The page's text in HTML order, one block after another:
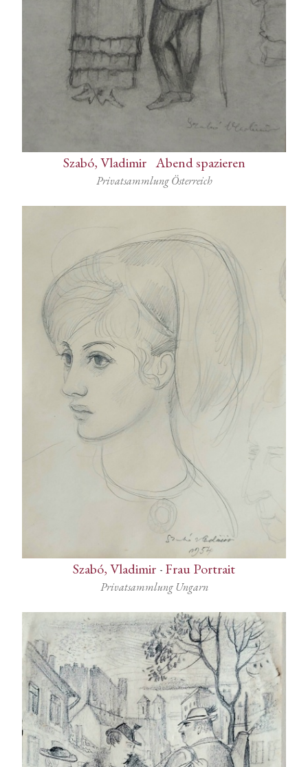
Szabó, Vladimir- Abend spazieren
Privatsammlung Österreich
Szabó, Vladimir -Frau Portrait
Privatsammlung Ungarn